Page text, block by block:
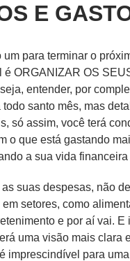
E
um para terminar o
é ORGANIZAR OS
entender, por
santo mês, mas
só assim, você terá
o que está gastando
a sua vida
suas despesas, não
setores, como
e por aí vai. E
uma visão mais clara
imprescindível para